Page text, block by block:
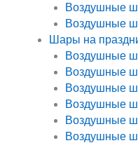
Воздушные
Воздушные
Шары на
Воздушные
Воздушные
Воздушные
Воздушные
Воздушные
Воздушные